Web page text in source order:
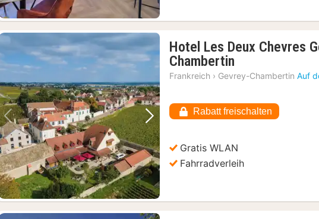
Vorheriges Bild Nächstes Bild
Hotel Les Deux Chevres
Chambertin
Nacht
315,57
€
Frankreich › Gevrey-Chambertin Auf
Rabatt freischalten
Gratis WLAN
Fahrradverleih